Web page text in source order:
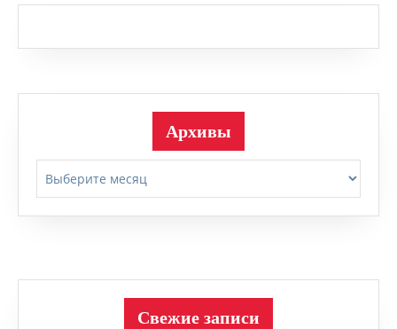
Архивы
Свежие записи